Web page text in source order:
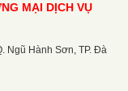
MẠI DỊCH VỤ
Ngũ Hành Sơn, TP. Đà